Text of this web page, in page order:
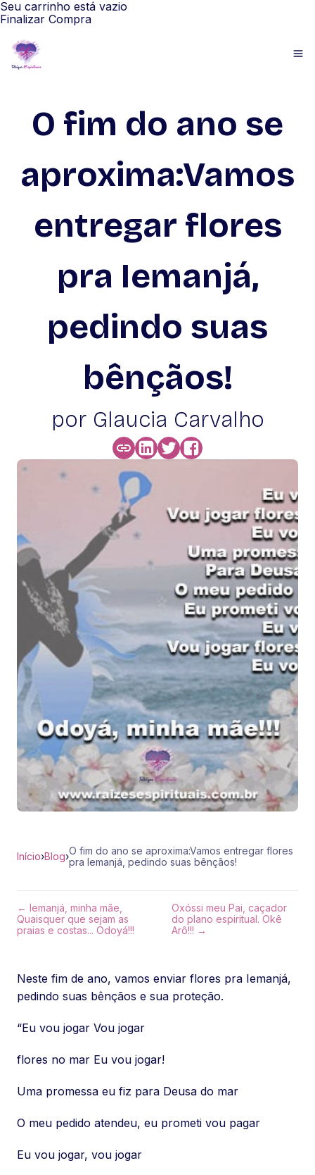
Seu carrinho está vazio
Finalizar Compra
O fim do ano se
aproxima:Vamos
entregar flores
pra Iemanjá,
pedindo suas
bênçãos!
por Glaucia Carvalho
Início›Blog›O fim do ano se aproxima:Vamos entregar flores
pra Iemanjá, pedindo suas bênçãos!
← Iemanjá, minha mãe,
Quaisquer que sejam as
praias e costas... Odoyá!!!
Oxóssi meu Pai, caçador
do plano espiritual. Okê
Arô!!! →
Neste fim de ano, vamos enviar flores pra Iemanjá,
pedindo suas bênçãos e sua proteção.
“Eu vou jogar Vou jogar
flores no mar Eu vou jogar!
Uma promessa eu fiz para Deusa do mar
O meu pedido atendeu, eu prometi vou pagar
Eu vou jogar, vou jogar